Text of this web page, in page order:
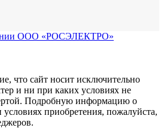
что сайт носит исключительно
и ни при каких условиях не
Подробную информацию о
приобретения, пожалуйста,